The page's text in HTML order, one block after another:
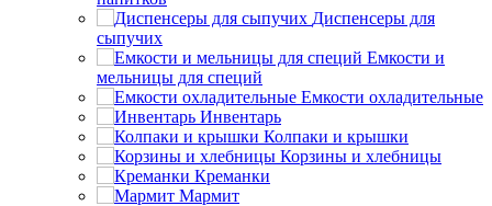
Диспенсеры для
сыпучих
Емкости и
мельницы для специй
Емкости охладительные
Инвентарь
Колпаки и крышки
Корзины и хлебницы
Креманки
Мармит